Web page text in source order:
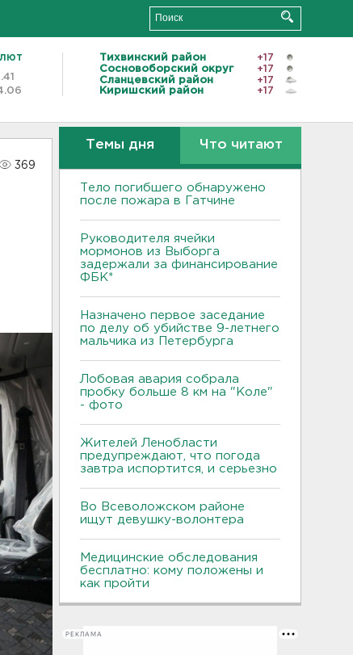
Тихвинский район
+17
Сосновоборский округ
+17
Сланцевский район
+17
Киришский район
+17
369
Темы дня Что читают
Тело погибшего обнаружено
после пожара в Гатчине
Руководителя ячейки
мормонов из Выборга
задержали за финансирование
ФБК*
Назначено первое заседание
по делу об убийстве 9-летнего
мальчика из Петербурга
Лобовая авария собрала
пробку больше 8 км на "Коле"
- фото
Жителей Ленобласти
предупреждают, что погода
завтра испортится, и серьезно
Во Всеволожском районе
ищут девушку-волонтера
Медицинские обследования
бесплатно: кому положены и
как пройти
РЕКЛАМА